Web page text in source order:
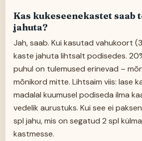
Kas kukeseenekastet saab
jahuta?
Jah, saab. Kui kasutad vahukoort
kaste jahuta lihtsalt podisedes.
puhul on tulemused erinevad –
mõnikord mitte. Lihtsaim viis: lase
madalal kuumusel podiseda ilma
vedelik aurustuks. Kui see ei
spl jahu, mis on segatud 2 spl
kastmesse.